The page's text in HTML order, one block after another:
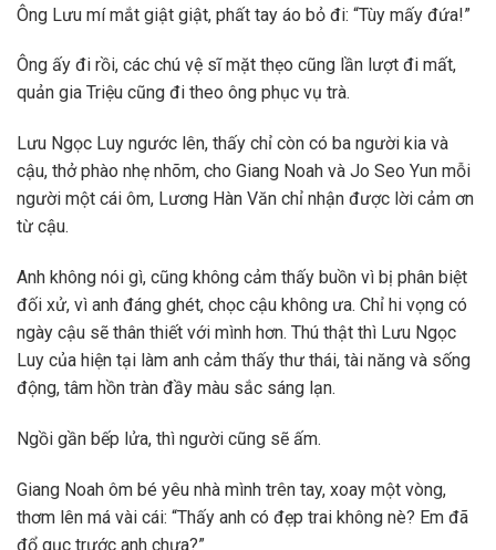
Ông Lưu mí mắt giật giật, phất tay áo bỏ đi: “Tùy mấy đứa!”
Ông ấy đi rồi, các chú vệ sĩ mặt thẹo cũng lần lượt đi mất,
quản gia Triệu cũng đi theo ông phục vụ trà.
Lưu Ngọc Luy ngước lên, thấy chỉ còn có ba người kia và
cậu, thở phào nhẹ nhõm, cho Giang Noah và Jo Seo Yun mỗi
người một cái ôm, Lương Hàn Văn chỉ nhận được lời cảm ơn
từ cậu.
Anh không nói gì, cũng không cảm thấy buồn vì bị phân biệt
đối xử, vì anh đáng ghét, chọc cậu không ưa. Chỉ hi vọng có
ngày cậu sẽ thân thiết với mình hơn. Thú thật thì Lưu Ngọc
Luy của hiện tại làm anh cảm thấy thư thái, tài năng và sống
động, tâm hồn tràn đầy màu sắc sáng lạn.
Ngồi gần bếp lửa, thì người cũng sẽ ấm.
Giang Noah ôm bé yêu nhà mình trên tay, xoay một vòng,
thơm lên má vài cái: “Thấy anh có đẹp trai không nè? Em đã
đổ gục trước anh chưa?”